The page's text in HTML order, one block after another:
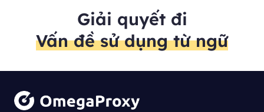
Giải quyết đi
Vấn đề sử dụng từ ngữ